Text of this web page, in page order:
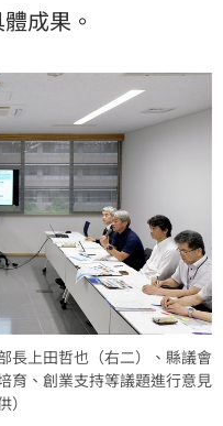
成果。
長上田哲也（右二）、縣議會
育、創業支持等議題進行意見